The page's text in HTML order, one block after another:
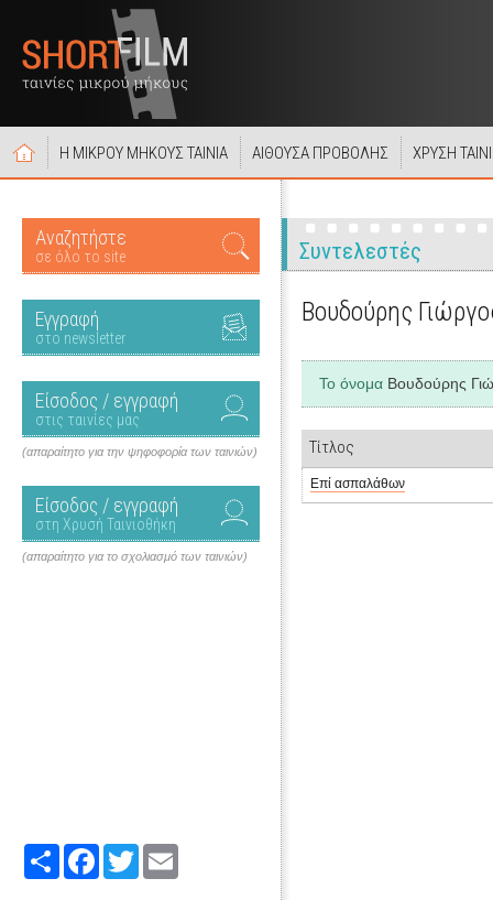
Η ΜΙΚΡΟΥ ΜΗΚΟΥΣ ΤΑΙΝΙΑ ΑΙΘΟΥΣΑ ΠΡΟΒΟΛΗΣ ΧΡΥΣΗ
Αναζητήστε
σε όλο το site
Εγγραφή
στο newsletter
Είσοδος / εγγραφή
στις ταινίες μας
(απαραίτητο για την ψηφοφορία των ταινιών)
Είσοδος / εγγραφή
στη Χρυσή Ταινιοθήκη
(απαραίτητο για το σχολιασμό των ταινιών)
Share FacebookTwitter
Συντελεστές
Βουδούρης
Το όνομα Βουδούρης
Τίτλος
Επί ασπαλάθων